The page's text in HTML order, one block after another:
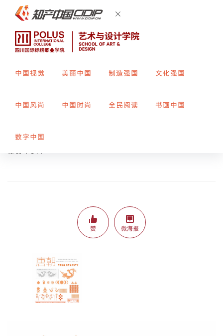
中国视觉 美丽中国 制造强国 文化强国
中国风尚 中国时尚 全民阅读 书画中国
数字中国
指导教师：
标榜平391
赞 微海报